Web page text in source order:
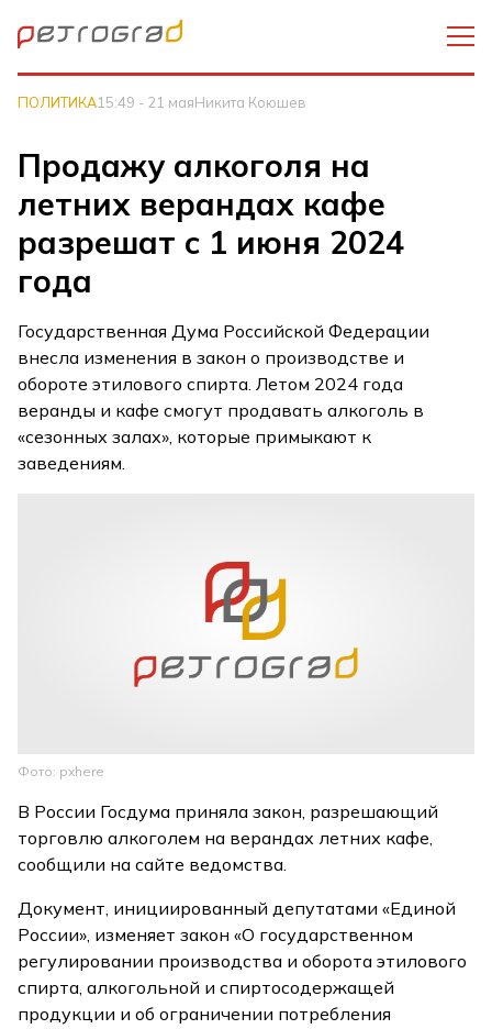
ПОЛИТИКА15:49 - 21 маяНикита Коюшев
Продажу алкоголя на
летних верандах кафе
разрешат с 1 июня 2024
года
Государственная Дума Российской Федерации
внесла изменения в закон о производстве и
обороте этилового спирта. Летом 2024 года
веранды и кафе смогут продавать алкоголь в
«сезонных залах», которые примыкают к
заведениям.
Фото: pxhere
В России Госдума приняла закон, разрешающий
торговлю алкоголем на верандах летних кафе,
сообщили на сайте ведомства.
Документ, инициированный депутатами «Единой
России», изменяет закон «О государственном
регулировании производства и оборота этилового
спирта, алкогольной и спиртосодержащей
продукции и об ограничении потребления